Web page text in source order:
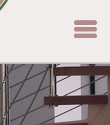
Toggle